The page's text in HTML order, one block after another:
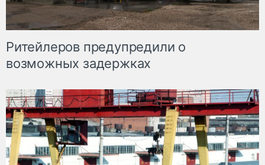
Ритейлеров предупредили о
возможных задержках